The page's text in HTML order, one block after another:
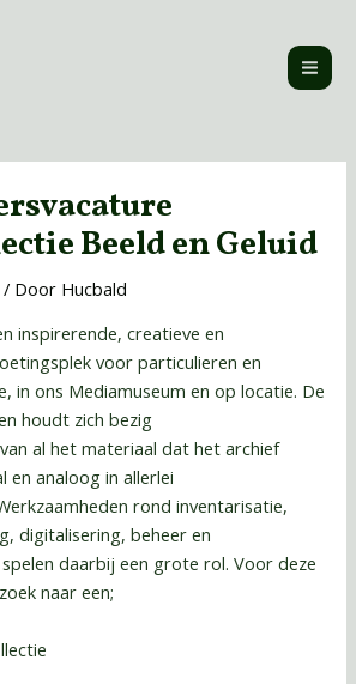
Beeld en Geluid
/ Door Hucbald
inspirerende, creatieve en
voor particulieren en
in ons Mediamuseum en op locatie. De
houdt zich bezig
al het materiaal dat het archief
en analoog in allerlei
rond inventarisatie,
digitalisering, beheer en
daarbij een grote rol. Voor deze
naar een;